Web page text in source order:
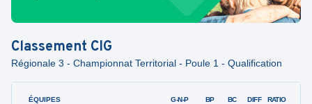
Classement CIG
Régionale 3 - Championnat Territorial - Poule 1 - Qualification
ÉQUIPES G-N-P BP BC DIFF RATIO